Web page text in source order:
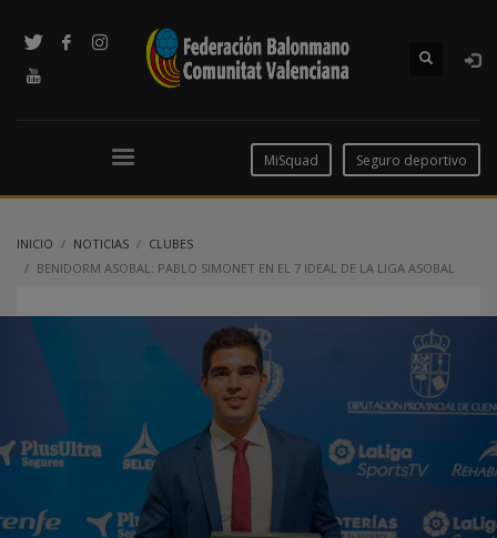
MiSquad Seguro deportivo
INICIO NOTICIAS
CLUBES
BENIDORM ASOBAL: PABLO SIMONET EN EL 7 IDEAL DE LA LIGA ASOBAL